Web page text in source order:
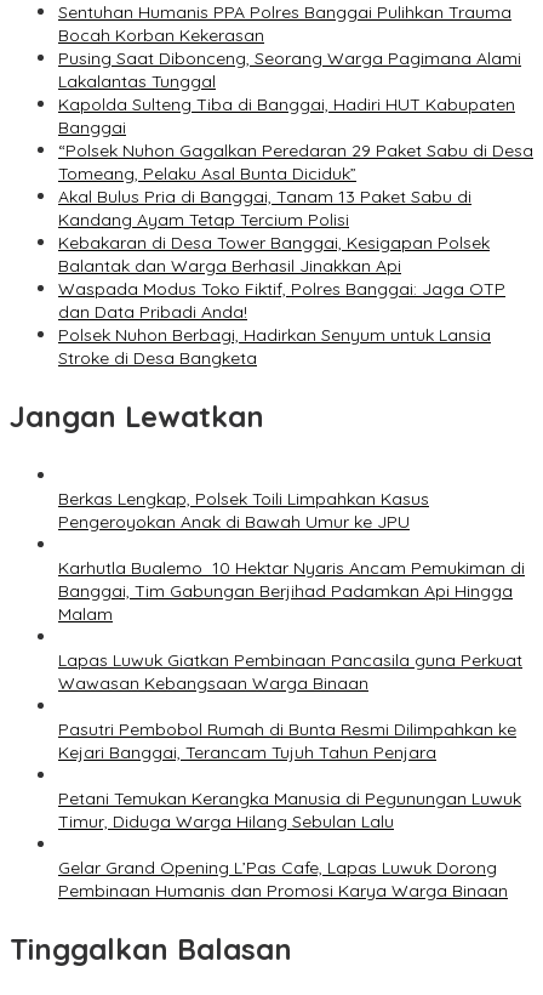
Sentuhan Humanis PPA Polres Banggai Pulihkan Trauma
Bocah Korban Kekerasan
Pusing Saat Dibonceng, Seorang Warga Pagimana Alami
Lakalantas Tunggal
Kapolda Sulteng Tiba di Banggai, Hadiri HUT Kabupaten
Banggai
“Polsek Nuhon Gagalkan Peredaran 29 Paket Sabu di Desa
Tomeang, Pelaku Asal Bunta Diciduk”
Akal Bulus Pria di Banggai, Tanam 13 Paket Sabu di
Kandang Ayam Tetap Tercium Polisi
Kebakaran di Desa Tower Banggai, Kesigapan Polsek
Balantak dan Warga Berhasil Jinakkan Api
Waspada Modus Toko Fiktif, Polres Banggai: Jaga OTP
dan Data Pribadi Anda!
Polsek Nuhon Berbagi, Hadirkan Senyum untuk Lansia
Stroke di Desa Bangketa
Jangan Lewatkan
Berkas Lengkap, Polsek Toili Limpahkan Kasus
Pengeroyokan Anak di Bawah Umur ke JPU
Karhutla Bualemo 10 Hektar Nyaris Ancam Pemukiman di
Banggai, Tim Gabungan Berjihad Padamkan Api Hingga
Malam
Lapas Luwuk Giatkan Pembinaan Pancasila guna Perkuat
Wawasan Kebangsaan Warga Binaan
Pasutri Pembobol Rumah di Bunta Resmi Dilimpahkan ke
Kejari Banggai, Terancam Tujuh Tahun Penjara
Petani Temukan Kerangka Manusia di Pegunungan Luwuk
Timur, Diduga Warga Hilang Sebulan Lalu
Gelar Grand Opening L’Pas Cafe, Lapas Luwuk Dorong
Pembinaan Humanis dan Promosi Karya Warga Binaan
Tinggalkan Balasan